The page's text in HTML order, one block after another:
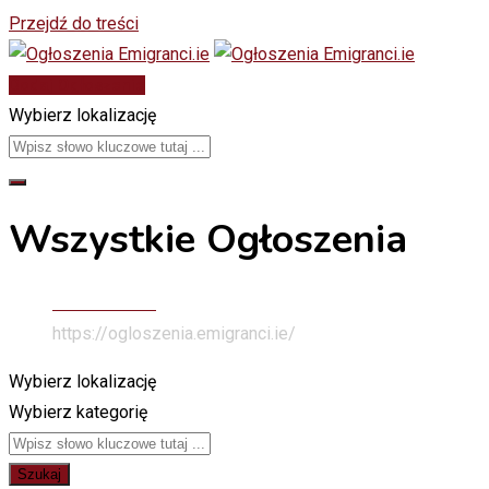
Przejdź do treści
Wybierz lokalizację
Wszystkie Ogłoszenia
https://ogloszenia.emigranci.ie/
Wybierz lokalizację
Wybierz kategorię
Szukaj